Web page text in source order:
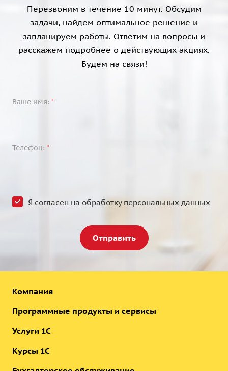
Перезвоним в течение 10 минут. Обсудим
задачи, найдем оптимальное решение и
запланируем работы. Ответим на вопросы и
расскажем подробнее о действующих акциях.
Будем на связи!
Ваше имя: *
Телефон: *
Я согласен на обработку персональных данных
Отправить
Компания
Программные продукты и сервисы
Услуги 1С
Курсы 1С